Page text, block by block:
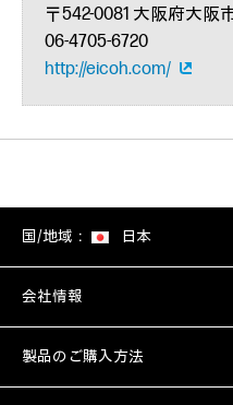
〒542-0081 大阪府大阪
06-4705-6720
http://eicoh.com/
国/地域： 日本
会社情報
製品のご購入方法